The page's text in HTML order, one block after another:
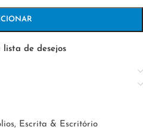
de desejos
, Escrita & Escritório